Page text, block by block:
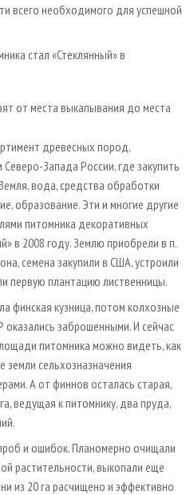
всего необходимого для успешной
стал «Стеклянный» в
от места выкапывания до места
древесных пород,
Запада России, где закупить
вода, средства обработки
образование. Эти и многие другие
питомника декоративных
в 2008 году. Землю приобрели в п.
семена закупили в США, устроили
первую плантацию лиственницы.
финская кузница, потом колхозные
заброшенными. И сейчас
питомника можно видеть, как
сельхозназначения
А от финнов осталась старая,
ведущая к питомнику, два пруда,
и ошибок. Планомерно очищали
растительности, выкопали еще
из 20 га расчищено и эффективно